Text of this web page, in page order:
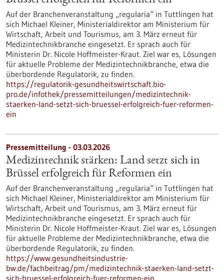
Auf der Branchenveranstaltung „regularia“ in Tuttlingen hat
sich Michael Kleiner, Ministerialdirektor am Ministerium für
Wirtschaft, Arbeit und Tourismus, am 3. März erneut für
Medizintechnikbranche eingesetzt. Er sprach auch für
Ministerin Dr. Nicole Hoffmeister-Kraut. Ziel war es, Lösungen
für aktuelle Probleme der Medizintechnikbranche, etwa die
überbordende Regulatorik, zu finden.
https://regulatorik-gesundheitswirtschaft.bio-
pro.de/infothek/pressemitteilungen/medizintechnik-
staerken-land-setzt-sich-bruessel-erfolgreich-fuer-reformen-
ein
Pressemitteilung - 03.03.2026
Medizintechnik stärken: Land setzt sich in
Brüssel erfolgreich für Reformen ein
Auf der Branchenveranstaltung „regularia“ in Tuttlingen hat
sich Michael Kleiner, Ministerialdirektor am Ministerium für
Wirtschaft, Arbeit und Tourismus, am 3. März erneut für
Medizintechnikbranche eingesetzt. Er sprach auch für
Ministerin Dr. Nicole Hoffmeister-Kraut. Ziel war es, Lösungen
für aktuelle Probleme der Medizintechnikbranche, etwa die
überbordende Regulatorik, zu finden.
https://www.gesundheitsindustrie-
bw.de/fachbeitrag/pm/medizintechnik-staerken-land-setzt-
sich-bruessel-erfolgreich-fuer-reformen-ein